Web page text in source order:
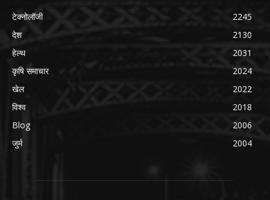
टेक्नोलॉजी
2245
देश
2130
हेल्थ
2031
कृषि समाचार
2024
खेल
2022
विश्व
2018
Blog
2006
जुर्म
2004